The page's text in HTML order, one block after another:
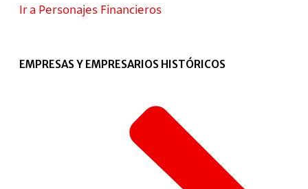
Ir a Personajes Financieros
EMPRESAS Y EMPRESARIOS HISTÓRICOS